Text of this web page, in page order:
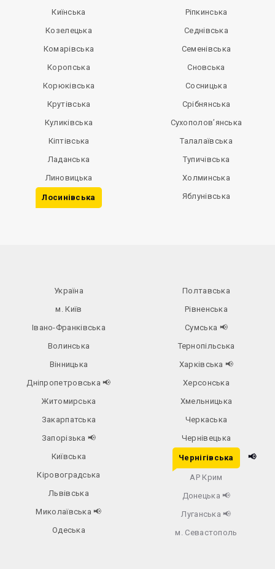
Киїнська
Козелецька
Комарівська
Коропська
Корюківська
Крутівська
Куликівська
Кіптівська
Ладанська
Линовицька
Лосинівська
Ріпкинська
Седнівська
Семенівська
Сновська
Сосницька
Срібнянська
Сухополов’янська
Талалаївська
Тупичівська
Холминська
Яблунівська
Україна
м. Київ
Івано-Франківська
Волинська
Вінницька
Дніпропетровська📢
Житомирська
Закарпатська
Запорізька 📢
Київська
Кіровоградська
Львівська
Миколаївська📢
Одеська
Полтавська
Рівненська
Сумська 📢
Тернопільська
Харківська 📢
Херсонська
Хмельницька
Черкаська
Чернівецька
Чернігівська 📢
АР Крим
Донецька 📢
Луганська 📢
м. Севастополь